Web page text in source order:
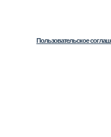
Пользовательское